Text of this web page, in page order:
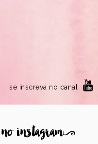
se inscreva no canal
instagram9